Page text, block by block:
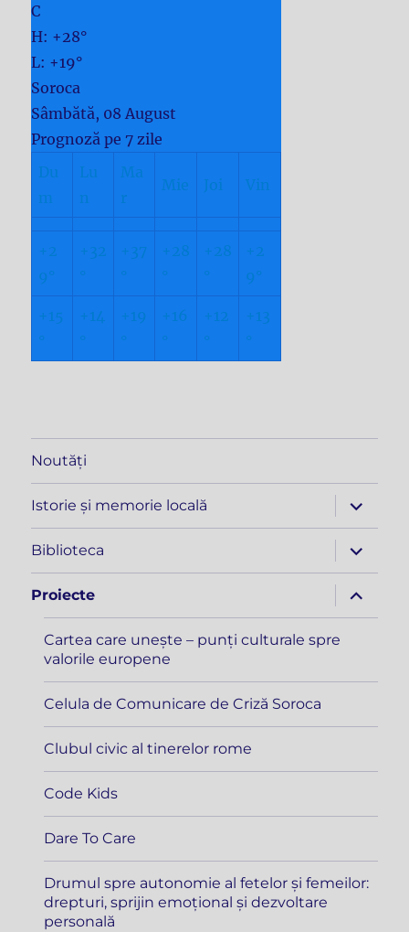
C
H: +28°
L: +19°
Soroca
Sâmbătă, 08 August
Prognoză pe 7 zile
Du
m
Lu
n
Ma
r
Mie Joi Vin
+2
9°
+ 32
°
+ 37
°
+28
°
+28
°
+2
9°
+15
°
+14
°
+19
°
+16
°
+12
°
+13
°
Noutăți
Istorie și memorie locală
extinde
meniul
copil
Biblioteca
extinde
meniul
copil
Proiecte
extinde
meniul
copil
Cartea care unește – punți culturale spre
valorile europene
Celula de Comunicare de Criză Soroca
Clubul civic al tinerelor rome
Code Kids
Dare To Care
Drumul spre autonomie al fetelor și femeilor:
drepturi, sprijin emoțional și dezvoltare
personală